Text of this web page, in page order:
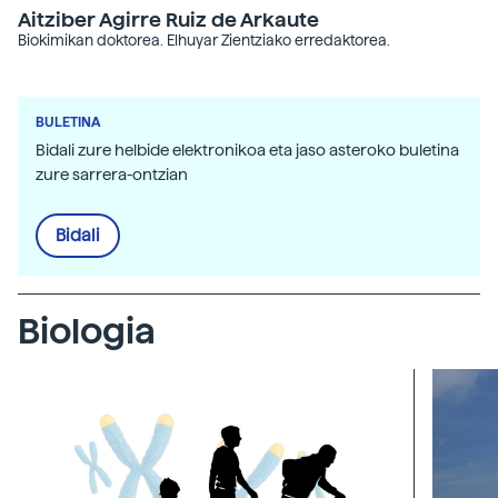
Aitziber Agirre Ruiz de Arkaute
Biokimikan doktorea. Elhuyar Zientziako erredaktorea.
BULETINA
Bidali zure helbide elektronikoa eta jaso asteroko buletina
zure sarrera-ontzian
Bidali
Biologia